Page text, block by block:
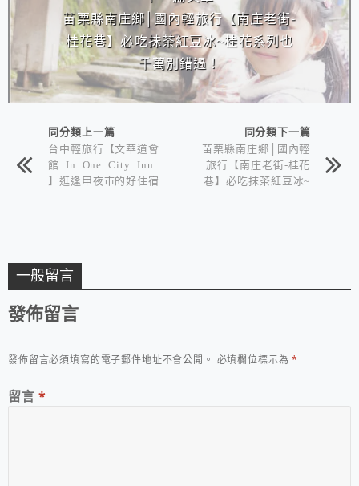
苗栗縣南庄鄉│國內輕旅行【南庄老街-
桂花巷】必吃抹茶紅豆冰~桂花系列也
千萬別錯過！
同分類上一篇
台中輕旅行【文華道會
館 In One City Inn
】逛逢甲夜市的好住宿
同分類下一篇
苗栗縣南庄鄉│國內輕
旅行【南庄老街-桂花
巷】必吃抹茶紅豆冰~
一般留言
發佈留言
發佈留言必須填寫的電子郵件地址不會公開。 必填欄位標示為*
留言 *